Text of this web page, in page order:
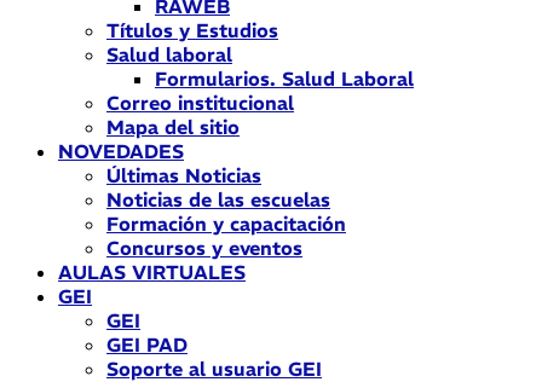
RAWEB
Títulos y Estudios
Salud laboral
Formularios. Salud Laboral
Correo institucional
Mapa del sitio
NOVEDADES
Últimas Noticias
Noticias de las escuelas
Formación y capacitación
Concursos y eventos
AULAS VIRTUALES
GEI
GEI
GEI PAD
Soporte al usuario GEI